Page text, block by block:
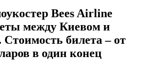
Bees Airline
между Киевом и
билета – от
в один конец